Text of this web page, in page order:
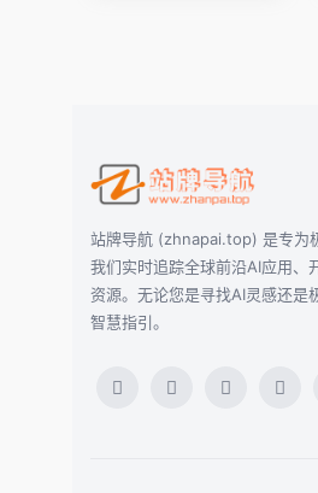
站牌导航 (zhnapai.top) 是专为
我们实时追踪全球前沿AI应用、
资源。无论您是寻找AI灵感还是
智慧指引。